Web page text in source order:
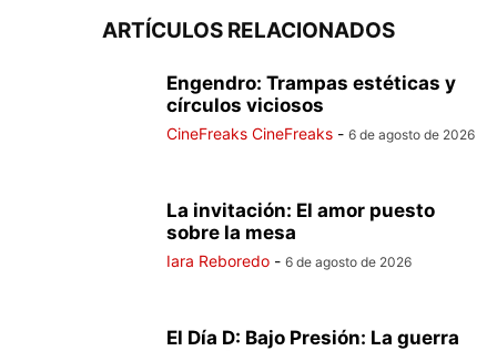
ARTÍCULOS RELACIONADOS
Engendro: Trampas estéticas y
círculos viciosos
CineFreaks CineFreaks - 6 de agosto de 2026
La invitación: El amor puesto
sobre la mesa
Iara Reboredo - 6 de agosto de 2026
El Día D: Bajo Presión: La guerra